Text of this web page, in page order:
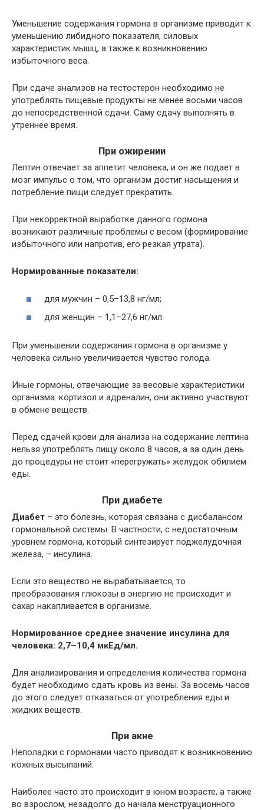
Уменьшение содержания гормона в организме приводит к
уменьшению либидного показателя, силовых
характеристик мышц, а также к возникновению
избыточного веса.
При сдаче анализов на тестостерон необходимо не
употреблять пищевые продукты не менее восьми часов
до непосредственной сдачи. Саму сдачу выполнять в
утреннее время.
При ожирении
Лептин отвечает за аппетит человека, и он же подает в
мозг импульс о том, что организм достиг насыщения и
потребление пищи следует прекратить.
При некорректной выработке данного гормона
возникают различные проблемы с весом (формирование
избыточного или напротив, его резкая утрата).
Нормированные показатели:
для мужчин – 0,5–13,8 нг/мл;
для женщин – 1,1–27,6 нг/мл.
При уменьшении содержания гормона в организме у
человека сильно увеличивается чувство голода.
Иные гормоны, отвечающие за весовые характеристики
организма: кортизол и адреналин, они активно участвуют
в обмене веществ.
Перед сдачей крови для анализа на содержание лептина
нельзя употреблять пищу около 8 часов, а за один день
до процедуры не стоит «перегружать» желудок обилием
еды.
При диабете
Диабет – это болезнь, которая связана с дисбалансом
гормональной системы. В частности, с недостаточным
уровнем гормона, который синтезирует поджелудочная
железа, – инсулина.
Если это вещество не вырабатывается, то
преобразования глюкозы в энергию не происходит и
сахар накапливается в организме.
Нормированное среднее значение инсулина для
человека: 2,7–10,4 мкЕд/мл.
Для анализирования и определения количества гормона
будет необходимо сдать кровь из вены. За восемь часов
до этого следует отказаться от употребления еды и
жидких веществ.
При акне
Неполадки с гормонами часто приводят к возникновению
кожных высыпаний.
Наиболее часто это происходит в юном возрасте, а также
во взрослом, незадолго до начала менструационного